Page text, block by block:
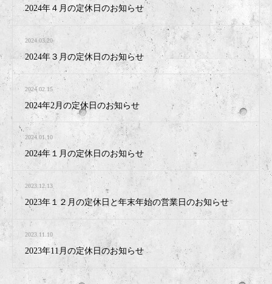
2024年４月の定休日のお知らせ
2024.03.20
2024年３月の定休日のお知らせ
2024.02.15
2024年2月の定休日のお知らせ
2024.01.10
2024年１月の定休日のお知らせ
2023.12.13
2023年１２月の定休日と年末年始の営業日のお知らせ
2023.11.10
2023年11月の定休日のお知らせ